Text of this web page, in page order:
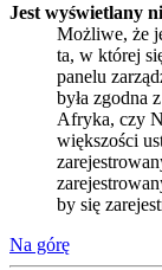
Jest wyświetlany
Możliwe, że
ta, w której
panelu
była zgodna
Afryka, czy
większości
by się
Na górę